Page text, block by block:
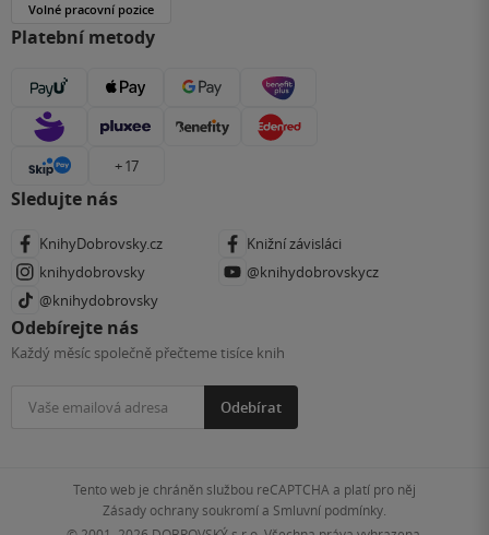
Volné pracovní pozice
Platební metody
+ 17
Sledujte nás
KnihyDobrovsky.cz
Knižní závisláci
knihydobrovsky
@knihydobrovskycz
@knihydobrovsky
Odebírejte nás
Každý měsíc společně přečteme tisíce knih
Odebírat
Tento web je chráněn službou reCAPTCHA a platí pro něj
Zásady ochrany soukromía Smluvní podmínky